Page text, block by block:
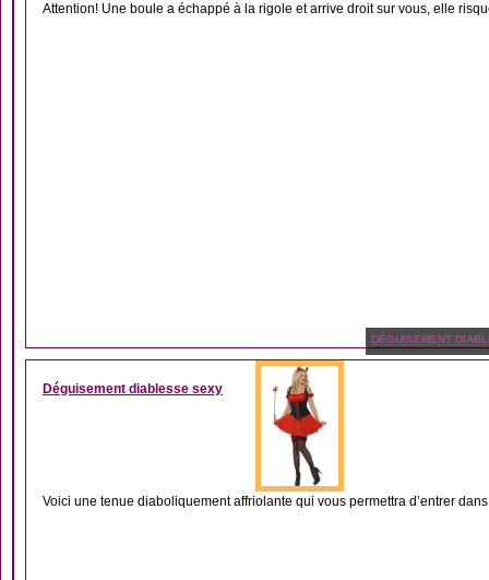
Attention! Une boule a échappé à la rigole et arrive droit sur vous, elle
DÉGUISEMENT
Déguisement diablesse sexy
Voici une tenue diaboliquement affriolante qui vous permettra d’entrer